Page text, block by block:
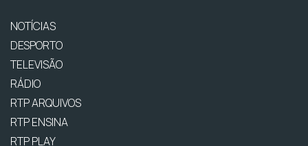
NOTÍCIAS
DESPORTO
TELEVISÃO
RÁDIO
RTP ARQUIVOS
RTP ENSINA
RTP PLAY